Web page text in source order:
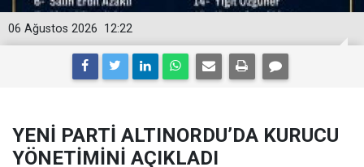
12:22
06 Ağustos 2026
YENİ PARTİ ALTINORDU’DA KURUCU
YÖNETİMİNİ AÇIKLADI